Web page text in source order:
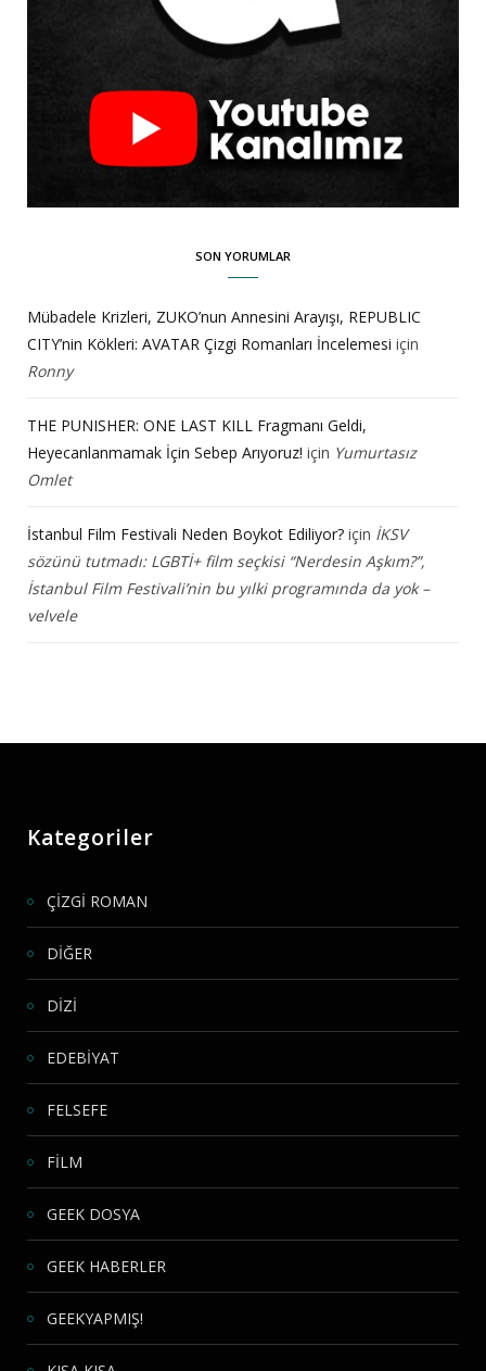
SON YORUMLAR
Mübadele Krizleri, ZUKO’nun Annesini Arayışı, REPUBLIC
CITY’nin Kökleri: AVATAR Çizgi Romanları İncelemesi için
Ronny
THE PUNISHER: ONE LAST KILL Fragmanı Geldi,
Heyecanlanmamak İçin Sebep Arıyoruz! için Yumurtasız
Omlet
İstanbul Film Festivali Neden Boykot Ediliyor? için İKSV
sözünü tutmadı: LGBTİ+ film seçkisi “Nerdesin Aşkım?”,
İstanbul Film Festivali’nin bu yılki programında da yok –
velvele
Kategoriler
ÇİZGİ ROMAN
DİĞER
DİZİ
EDEBİYAT
FELSEFE
FİLM
GEEK DOSYA
GEEK HABERLER
GEEKYAPMIŞ!